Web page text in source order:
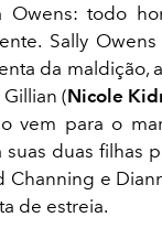
todo
Sally
da maldição,
(Nicole
vem para o
duas filhas
Channing e
de estreia.